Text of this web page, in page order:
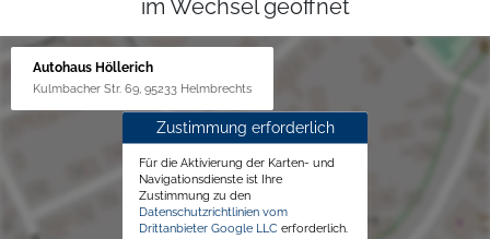
im Wechsel geöffnet
Autohaus Höllerich
Kulmbacher Str. 69, 95233 Helmbrechts
Zustimmung erforderlich
Für die Aktivierung der Karten- und
Navigationsdienste ist Ihre
Zustimmung zu den
Datenschutzrichtlinien vom
Drittanbieter Google LLC erforderlich.